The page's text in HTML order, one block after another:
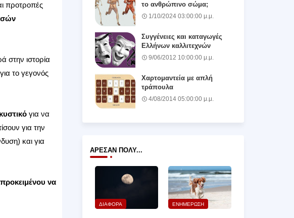
προτροπές
στην ιστορία
το γεγονός
για να
για την
και για
να
το ανθρώπινο σώμα;
1/10/2024 03:00:00 μ.μ.
Συγγένειες και καταγωγές
Ελλήνων καλλιτεχνών
9/06/2012 10:00:00 μ.μ.
Χαρτομαντεία με απλή
τράπουλα
4/08/2014 05:00:00 μ.μ.
ΆΡΕΣΑΝ ΠΟΛΎ...
ΔΙΑΦΟΡΑ ΕΝΗΜΕΡΩΣΗ